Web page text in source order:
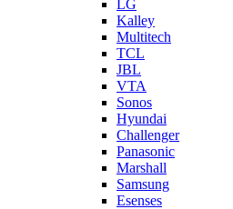
LG
Kalley
Multitech
TCL
JBL
VTA
Sonos
Hyundai
Challenger
Panasonic
Marshall
Samsung
Esenses